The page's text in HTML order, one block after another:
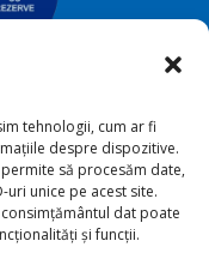
tehnologii, cum ar fi
despre dispozitive.
să procesăm date,
unice pe acest site.
dat poate
și funcții.
jud.